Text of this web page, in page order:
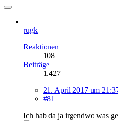
rugk
Reaktionen
108
Beiträge
1.427
21. April 2017 um
#81
Ich hab da ja irgendwo was